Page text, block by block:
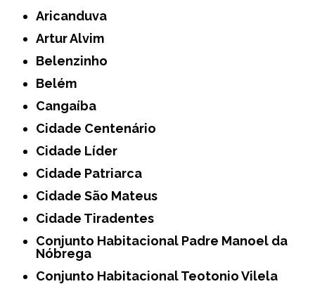
Aricanduva
Artur Alvim
Belenzinho
Belém
Cangaíba
Cidade Centenário
Cidade Líder
Cidade Patriarca
Cidade São Mateus
Cidade Tiradentes
Conjunto Habitacional Padre Manoel da
Nóbrega
Conjunto Habitacional Teotonio Vilela